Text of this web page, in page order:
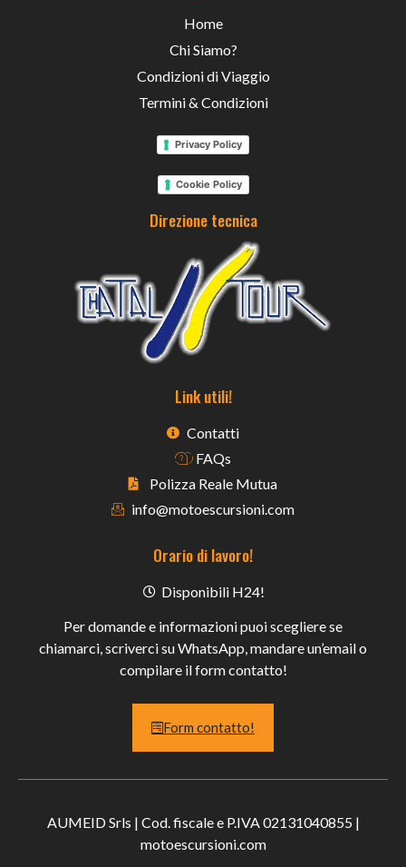
Home
Chi Siamo?
Condizioni di Viaggio
Termini & Condizioni
Privacy Policy
Cookie Policy
Direzione tecnica
Link utili!
Contatti
FAQs
Polizza Reale Mutua
info@motoescursioni.com
Orario di lavoro!
Disponibili H24!
Per domande e informazioni puoi scegliere se
chiamarci, scriverci su WhatsApp, mandare un’email o
compilare il form contatto!
Form contatto!
AUMEID Srls | Cod. fiscale e P.IVA 02131040855 |
motoescursioni.com